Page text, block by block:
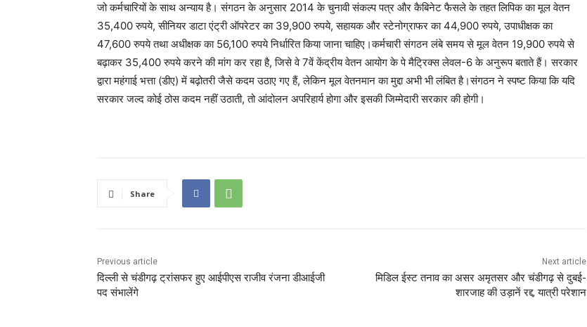
जो कर्मचारियों के साथ अन्याय है। संगठन के अनुसार 2014 के चुनावी संकल्प पत्र और कैबिनेट फैसले के तहत लिपिक का मूल वेतन
35,400 रुपये, सीनियर डाटा एंट्री ऑपरेटर का 39,900 रुपये, सहायक और स्टेनोग्राफर का 44,900 रुपये, उपाधीक्षक का
47,600 रुपये तथा अधीक्षक का 56,100 रुपये निर्धारित किया जाना चाहिए।कर्मचारी संगठन लंबे समय से मूल वेतन 19,900 रुपये से
बढ़ाकर 35,400 रुपये करने की मांग कर रहा है, जिसे वे 7वें केंद्रीय वेतन आयोग के पे मैट्रिक्स लेवल-6 के अनुरूप बताते हैं। सरकार
द्वारा महंगाई भत्ता (डीए) में बढ़ोतरी जैसे कदम उठाए गए हैं, लेकिन मूल वेतनमान का मुद्दा अभी भी लंबित है।संगठन ने स्पष्ट किया कि यदि
सरकार जल्द कोई ठोस कदम नहीं उठाती, तो आंदोलन अपरिहार्य होगा और इसकी जिम्मेदारी सरकार की होगी।
Share
Previous article
दिल्ली से चंडीगढ़ ट्रांसफर हुए आईपीएस राजीव रंजना डीआईजी
पद संभालेंगे
Next article
मिडिल ईस्ट तनाव का असर अमृतसर और चंडीगढ़ से दुबई-
शारजाह की उड़ानें रद्द, यात्री परेशान